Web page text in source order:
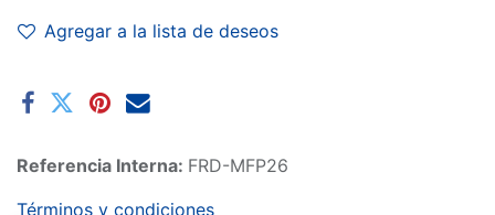
Agregar a la lista de deseos
Referencia Interna: FRD-MFP26
Términos y condiciones